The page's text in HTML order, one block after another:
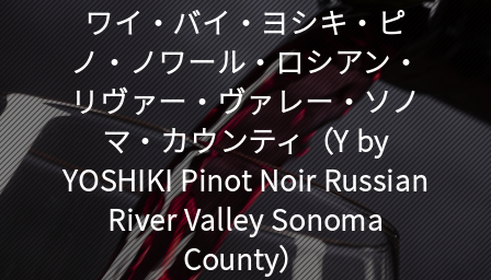
ワイ・バイ・ヨシキ・ピ
ノ・ノワール・ロシアン・
リヴァー・ヴァレー・ソノ
マ・カウンティ（Y by
YOSHIKI Pinot Noir Russian
River Valley Sonoma
County）